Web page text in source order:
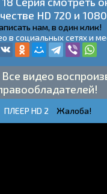
HD 720 и 1080
нам, в один клик!
в социальных сетях и
видео
ПЛЕЕР HD 2 Жалоба!